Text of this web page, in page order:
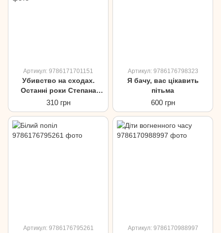
Артикул: 9786171701151
Убивство на сходах.
Останні роки Степана
Бандери
310 грн
Артикул: 9786176798323
Я бачу, вас цікавить
пітьма
600 грн
Артикул: 9786176795261 Артикул: 9786170988997